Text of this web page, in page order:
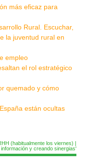
más eficaz para
Rural. Escuchar,
la juventud rural en
empleo
el rol estratégico
quemado y cómo
están ocultas
(habitualmente los viernes) |
y creando sinergias'